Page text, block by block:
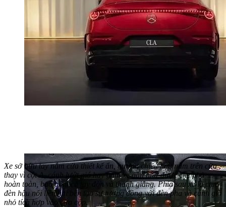
Xe sở hữu tay nắm cửa thiết kế ẩn, gương chiếu hậu nằm trên cửa
thay vì cột A, cánh lướt gió hay gầm xe gần như được che phủ
hoàn toàn, bao gồm cả tay đòn và thanh giằng. Phía sau xe là cụm
đèn hậu nối liền hai bên tạo sự tương đồng với đèn pha và cánh gió
nhỏ tích hợp vào cửa cốp.